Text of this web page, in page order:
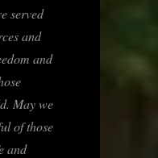
served
and
and
May we
of those
and